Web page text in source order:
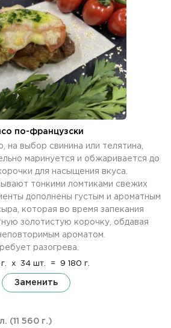
по-французски
на выбор свинина или телятина,
маринуется и обжаривается до
для насыщения вкуса.
тонкими ломтиками свежих
дополнены густым и ароматным
которая во время запекания
золотистую корочку, обдавая
ароматом.
разогрева.
x 34 шт. = 9 180 г.
Заменить
(11 560 г.)